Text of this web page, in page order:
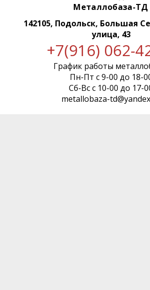
Металлобаза-ТД
142105, Подольск, Большая
улица, 43
+7(916) 062-
График работы
Пн-Пт с 9-00 до 18-
Сб-Вс с 10-00 до 17-
metallobaza-